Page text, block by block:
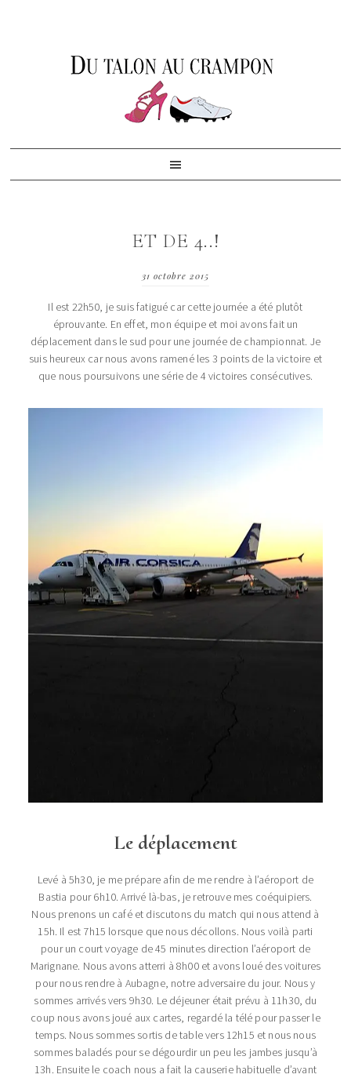
ET DE 4..!
31 octobre 2015
Il est 22h50, je suis fatigué car cette journée a été plutôt
éprouvante. En effet, mon équipe et moi avons fait un
déplacement dans le sud pour une journée de championnat. Je
suis heureux car nous avons ramené les 3 points de la victoire et
que nous poursuivons une série de 4 victoires consécutives.
Le déplacement
Levé à 5h30, je me prépare afin de me rendre à l’aéroport de
Bastia pour 6h10. Arrivé là-bas, je retrouve mes coéquipiers.
Nous prenons un café et discutons du match qui nous attend à
15h. Il est 7h15 lorsque que nous décollons. Nous voilà parti
pour un court voyage de 45 minutes direction l’aéroport de
Marignane. Nous avons atterri à 8h00 et avons loué des voitures
pour nous rendre à Aubagne, notre adversaire du jour. Nous y
sommes arrivés vers 9h30. Le déjeuner était prévu à 11h30, du
coup nous avons joué aux cartes, regardé la télé pour passer le
temps. Nous sommes sortis de table vers 12h15 et nous nous
sommes baladés pour se dégourdir un peu les jambes jusqu’à
13h. Ensuite le coach nous a fait la causerie habituelle d’avant